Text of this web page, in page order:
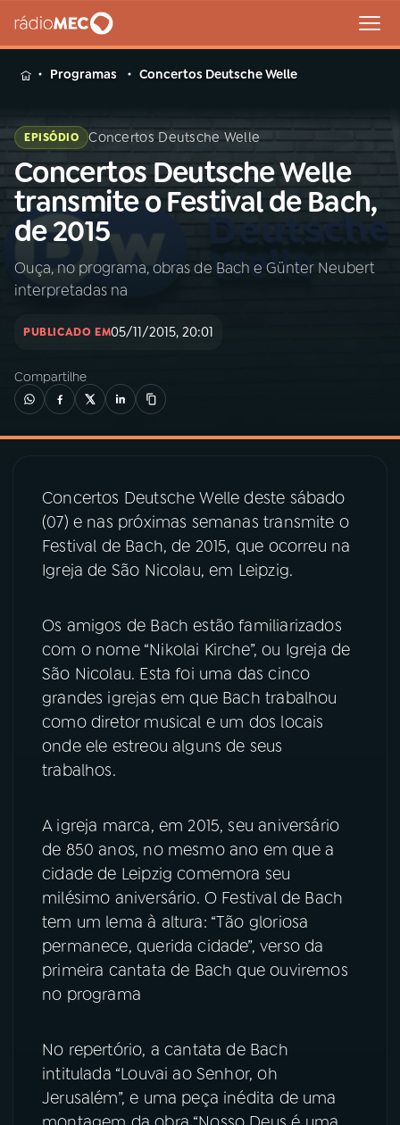
MENU
Buscar
na
Rádio
MEC
Buscar
Início AO VIVO
INÍCIO
02A RÁDIO
03PROGRAMAÇÃO
04PROGRAMAS
PODCASTS
06VIDEOCASTS
07ÚLTIMAS
PRÊMIO RÁDIO MEC
YouTube
Instagram X
TikTok
Programas Concertos Deutsche Welle
EPISÓDIO Concertos Deutsche Welle
Concertos Deutsche Welle
transmite o Festival de Bach,
de 2015
Ouça, no programa, obras de Bach e Günter Neubert
interpretadas na
PUBLICADO EM05/11/2015, 20:01
Compartilhe
Concertos Deutsche Welle deste sábado
(07) e nas próximas semanas transmite o
Festival de Bach, de 2015, que ocorreu na
Igreja de São Nicolau, em Leipzig.
Os amigos de Bach estão familiarizados
com o nome “Nikolai Kirche”, ou Igreja de
São Nicolau. Esta foi uma das cinco
grandes igrejas em que Bach trabalhou
como diretor musical e um dos locais
onde ele estreou alguns de seus
trabalhos.
A igreja marca, em 2015, seu aniversário
de 850 anos, no mesmo ano em que a
cidade de Leipzig comemora seu
milésimo aniversário. O Festival de Bach
tem um lema à altura: “Tão gloriosa
permanece, querida cidade”, verso da
primeira cantata de Bach que ouviremos
no programa
No repertório, a cantata de Bach
intitulada “Louvai ao Senhor, oh
Jerusalém”, e uma peça inédita de uma